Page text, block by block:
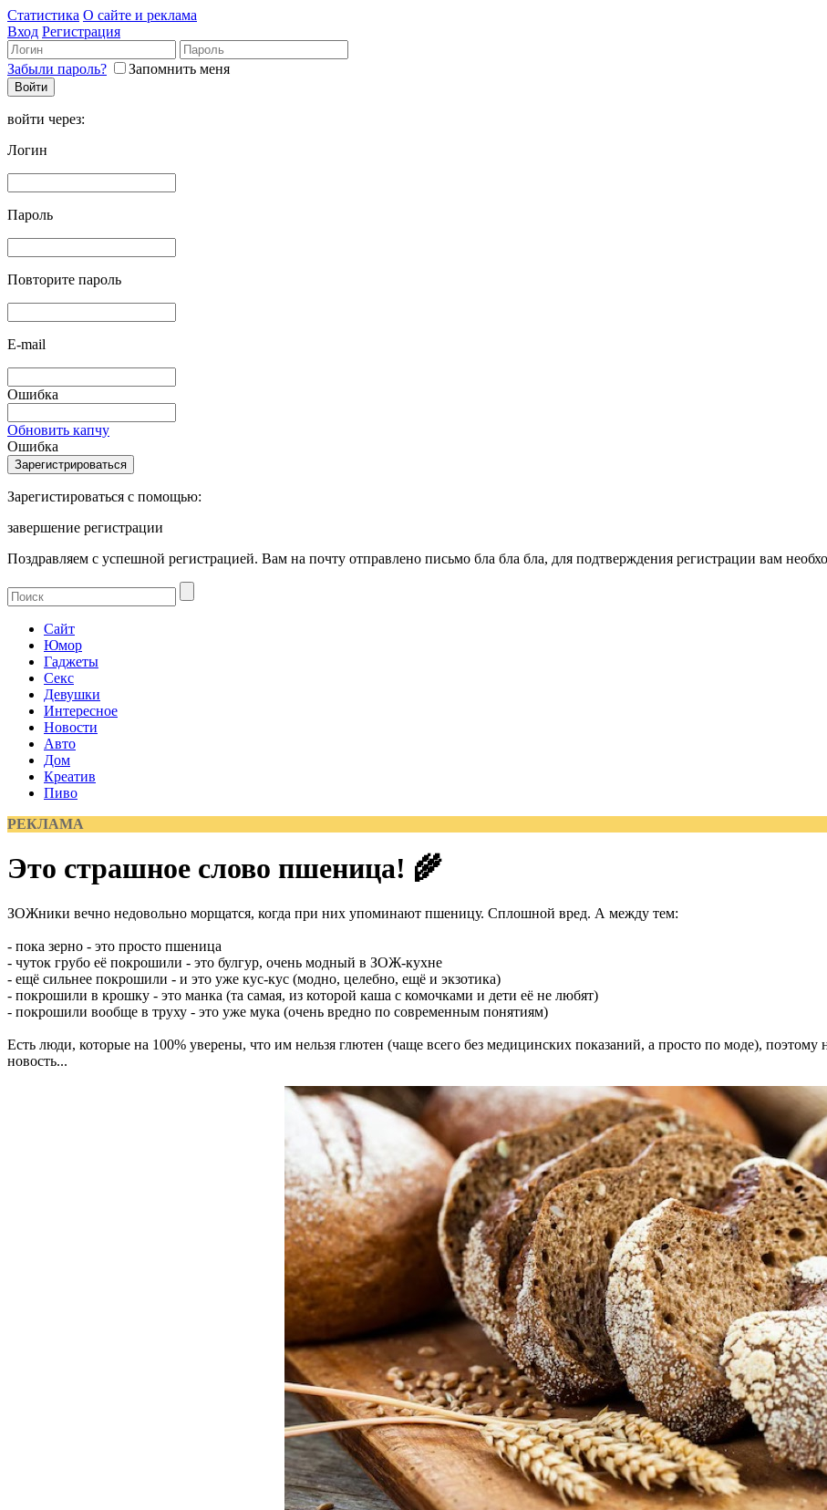
Статистика О сайте и реклама
Вход Регистрация
Забыли пароль? Запомнить меня
войти через:
Логин
Пароль
Повторите пароль
E-mail
Ошибка
Обновить капчу
Ошибка
Зарегистироваться с помощью:
завершение регистрации
Поздравляем с успешной регистрацией. Вам на почту отправлено письмо бла бла бла, для подтверждения регистрации вам
Сайт
Юмор
Гаджеты
Секс
Девушки
Интересное
Новости
Авто
Дом
Креатив
Пиво
РЕКЛАМА
Это страшное слово пшеница! 🌾
ЗОЖники вечно недовольно морщатся, когда при них упоминают пшеницу. Сплошной вред. А между тем:
- пока зерно - это просто пшеница
- чуток грубо её покрошили - это булгур, очень модный в ЗОЖ-кухне
- ещё сильнее покрошили - и это уже кус-кус (модно, целебно, ещё и экзотика)
- покрошили в крошку - это манка (та самая, из которой каша с комочками и дети её не любят)
- покрошили вообще в труху - это уже мука (очень вредно по современным понятиям)
Есть люди, которые на 100% уверены, что им нельзя глютен (чаще всего без медицинских показаний, а просто по моде), поэтому
новость...